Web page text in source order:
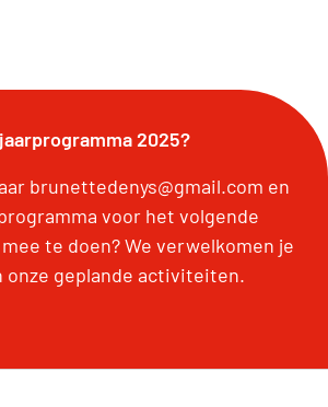
2025?
brunettedenys@gmail.com en
voor het volgende
te doen? We verwelkomen je
onze geplande activiteiten.